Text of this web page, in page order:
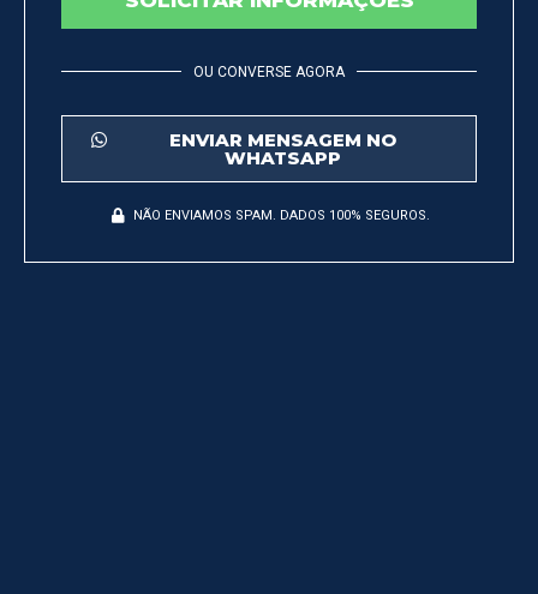
OU CONVERSE AGORA
ENVIAR MENSAGEM NO
WHATSAPP
NÃO ENVIAMOS SPAM. DADOS 100% SEGUROS.